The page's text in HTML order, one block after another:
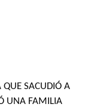
QUE SACUDIÓ A
UNA FAMILIA